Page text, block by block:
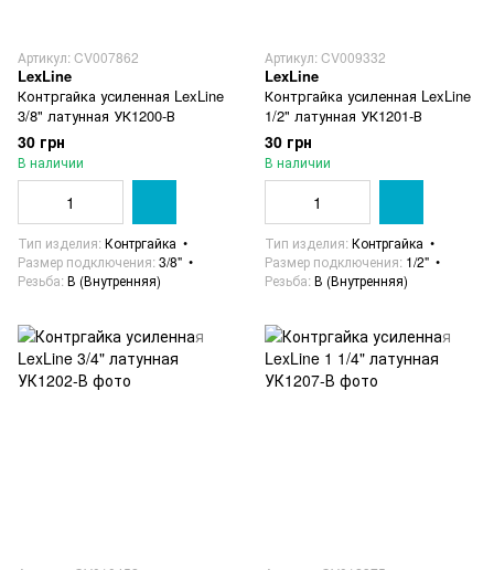
Артикул: CV007862
LexLine
Контргайка усиленная LexLine
3/8" латунная УК1200-В
30 грн
В наличии
Тип изделия Контргайка
Размер подключения 3/8"
Резьба В (Внутренняя)
Артикул: CV009332
LexLine
Контргайка усиленная LexLine
1/2" латунная УК1201-В
30 грн
В наличии
Тип изделия Контргайка
Размер подключения 1/2"
Резьба В (Внутренняя)